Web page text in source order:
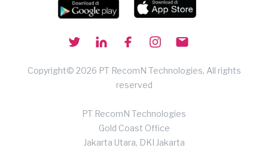
Copyright© 2026 PT RecomN Technologies, All rights
reserved
PT RecomN Technologies
Gold Coast Office
Jakarta Utara, DKI Jakarta